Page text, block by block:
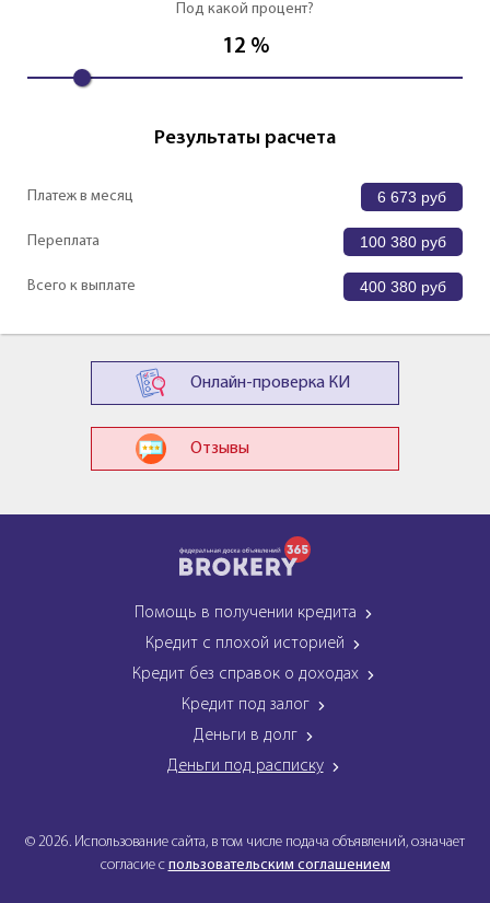
Под какой процент?
12 %
Результаты расчета
Платеж в месяц 6 673 руб
Переплата 100 380 руб
Всего к выплате 400 380 руб
Онлайн-проверка КИ
Отзывы
Помощь в получении кредита
Кредит с плохой историей
Кредит без справок о доходах
Кредит под залог
Деньги в долг
Деньги под расписку
© 2026. Использование сайта, в том числе подача объявлений, означает
согласие с пользовательским соглашением